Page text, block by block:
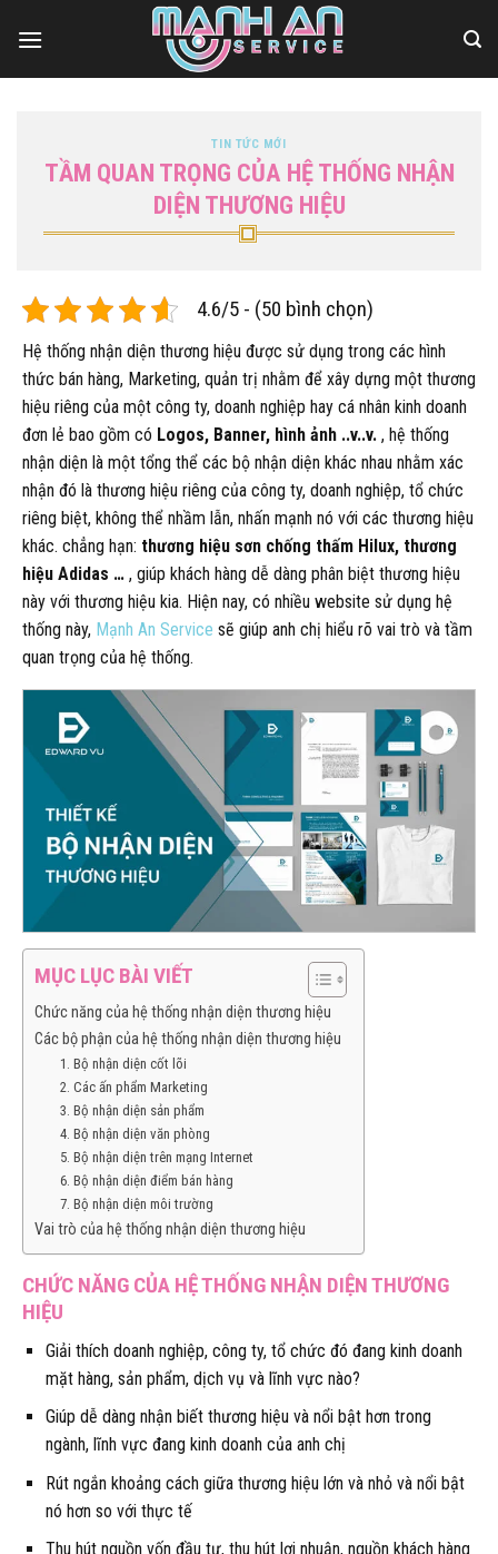
qua
TIN TỨC MỚI
TẦM QUAN TRỌNG CỦA HỆ THỐNG NHẬN
DIỆN THƯƠNG HIỆU
4.6/5 - (50 bình chọn)
Hệ thống nhận diện thương hiệu được sử dụng trong các hình
thức bán hàng, Marketing, quản trị nhằm để xây dựng một thương
hiệu riêng của một công ty, doanh nghiệp hay cá nhân kinh doanh
đơn lẻ bao gồm có Logos, Banner, hình ảnh ..v..v. , hệ thống
nhận diện là một tổng thể các bộ nhận diện khác nhau nhằm xác
nhận đó là thương hiệu riêng của công ty, doanh nghiệp, tổ chức
riêng biệt, không thể nhầm lẫn, nhấn mạnh nó với các thương hiệu
khác. chẳng hạn: thương hiệu sơn chống thấm Hilux, thương
hiệu Adidas … , giúp khách hàng dễ dàng phân biệt thương hiệu
này với thương hiệu kia. Hiện nay, có nhiều website sử dụng hệ
thống này, Mạnh An Service sẽ giúp anh chị hiểu rõ vai trò và tầm
quan trọng của hệ thống.
MỤC LỤC BÀI VIẾT
Chức năng của hệ thống nhận diện thương hiệu
Các bộ phận của hệ thống nhận diện thương hiệu
1. Bộ nhận diện cốt lõi
2. Các ấn phẩm Marketing
3. Bộ nhận diện sản phẩm
4. Bộ nhận diện văn phòng
5. Bộ nhận diện trên mạng Internet
6. Bộ nhận diện điểm bán hàng
7. Bộ nhận diện môi trường
Vai trò của hệ thống nhận diện thương hiệu
CHỨC NĂNG CỦA HỆ THỐNG NHẬN DIỆN THƯƠNG
HIỆU
Giải thích doanh nghiệp, công ty, tổ chức đó đang kinh doanh
mặt hàng, sản phẩm, dịch vụ và lĩnh vực nào?
Giúp dễ dàng nhận biết thương hiệu và nổi bật hơn trong
ngành, lĩnh vực đang kinh doanh của anh chị
Rút ngắn khoảng cách giữa thương hiệu lớn và nhỏ và nổi bật
nó hơn so với thực tế
Thu hút nguồn vốn đầu tư, thu hút lợi nhuận, nguồn khách hàng